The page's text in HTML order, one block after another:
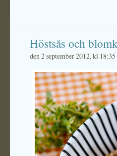
Höstsås och
den 2 september 2012, kl 18:35